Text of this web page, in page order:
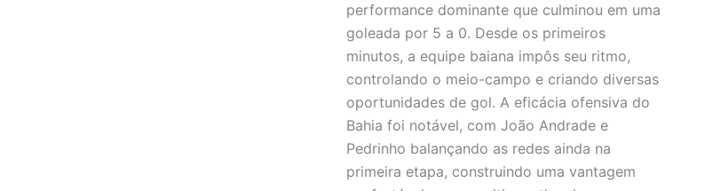
performance dominante que culminou em uma
goleada por 5 a 0. Desde os primeiros
minutos, a equipe baiana impôs seu ritmo,
controlando o meio-campo e criando diversas
oportunidades de gol. A eficácia ofensiva do
Bahia foi notável, com João Andrade e
Pedrinho balançando as redes ainda na
primeira etapa, construindo uma vantagem